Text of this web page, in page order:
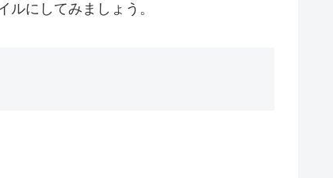
にしてみましょう。